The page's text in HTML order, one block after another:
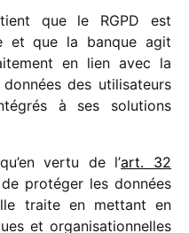
que le RGPD est
et que la banque agit
en lien avec la
des utili­sa­teurs
à ses solu­tions
vertu de l’art. 32
proté­ger les données
traite en mettant en
et orga­ni­sa­tion­nelles